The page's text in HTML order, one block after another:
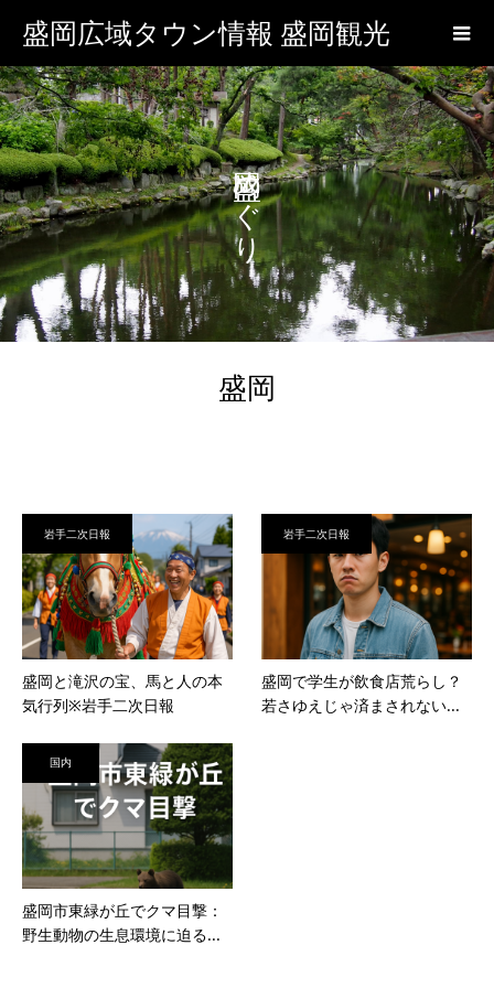
盛岡広域タウン情報 盛岡観光
盛岡めぐり
盛岡
岩手二次日報
盛岡と滝沢の宝、馬と人の本
気行列※岩手二次日報
岩手二次日報
盛岡で学生が飲食店荒らし？
若さゆえじゃ済まされない...
国内
盛岡市東緑が丘でクマ目撃：
野生動物の生息環境に迫る...